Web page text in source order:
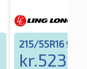
215/55R16 97W
kr.